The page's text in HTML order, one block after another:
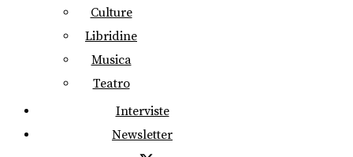
Culture
Libridine
Musica
Teatro
Interviste
Newsletter